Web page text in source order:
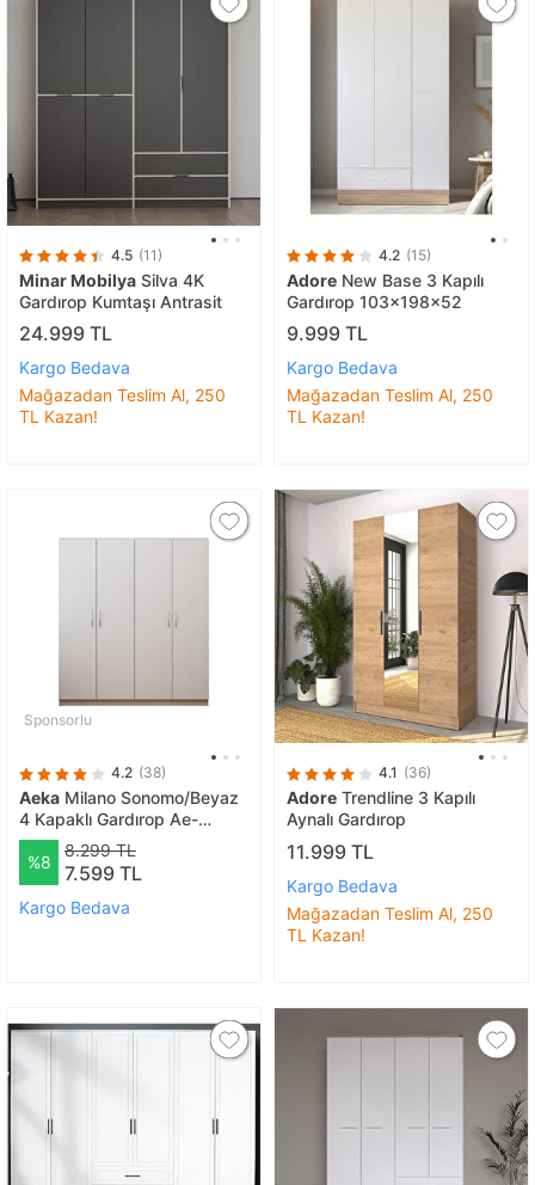
4.5 (11)
Minar Mobilya Silva 4K
Gardırop Kumtaşı Antrasit
24.999 TL
Kargo Bedava
Mağazadan Teslim Al, 250
TL Kazan!
4.2 (15)
Adore New Base 3 Kapılı
Gardırop 103x198x52
9.999 TL
Kargo Bedava
Mağazadan Teslim Al, 250
TL Kazan!
Sponsorlu
4.2 (38)
Aeka Milano Sonomo/Beyaz
4 Kapaklı Gardırop Ae-
1059S
%8
8.299 TL
7.599 TL
Kargo Bedava
4.1 (36)
Adore Trendline 3 Kapılı
Aynalı Gardırop
11.999 TL
Kargo Bedava
Mağazadan Teslim Al, 250
TL Kazan!